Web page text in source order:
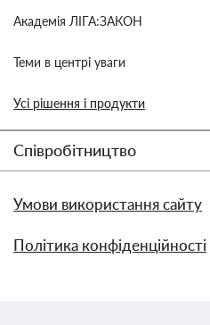
Академія ЛІГА:ЗАКОН
Теми в центрі уваги
Усі рішення і продукти
Співробітництво
Умови використання сайту
Політика конфіденційності